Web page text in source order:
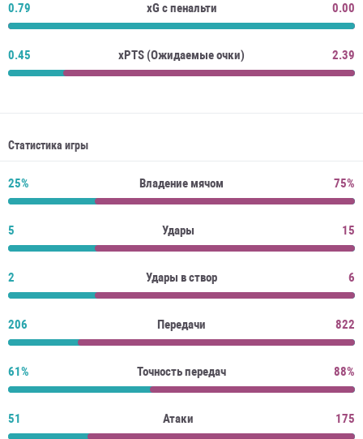
0.79 xG с пенальти 0.00
0.45 xPTS (Ожидаемые очки) 2.39
Статистика игры
25% Владение мячом 75%
5 Удары 15
2 Удары в створ 6
206 Передачи 822
61% Точность передач 88%
51 Атаки 175